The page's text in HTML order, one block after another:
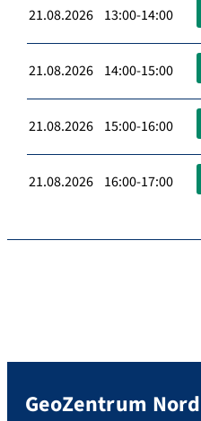
21.08.2026 13:00-14:00
21.08.2026 14:00-15:00
21.08.2026 15:00-16:00
21.08.2026 16:00-17:00
GeoZentrum